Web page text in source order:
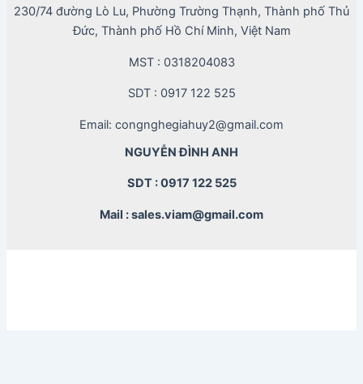
230/74 đường Lò Lu, Phường Trường Thạnh, Thành phố Thủ
Đức, Thành phố Hồ Chí Minh, Việt Nam
MST : 0318204083
SDT : 0917 122 525
Email: congnghegiahuy2@gmail.com
NGUYỄN ĐÌNH ANH
SDT : 0917 122 525
Mail : sales.viam@gmail.com